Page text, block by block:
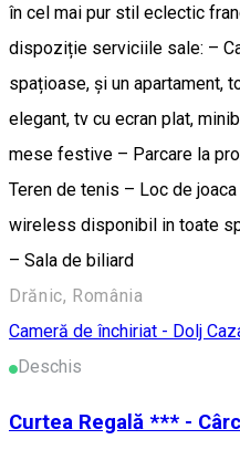
în cel mai pur stil eclectic
dispoziție serviciile sale: –
spațioase, și un apartament,
elegant, tv cu ecran plat,
mese festive – Parcare la
Teren de tenis – Loc de
wireless disponibil in toate
– Sala de biliard
Drănic, România
Cameră de închiriat - Dolj
Deschis
Curtea Regală *** -